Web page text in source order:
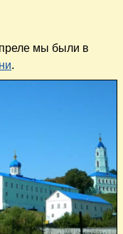
мы были в
.